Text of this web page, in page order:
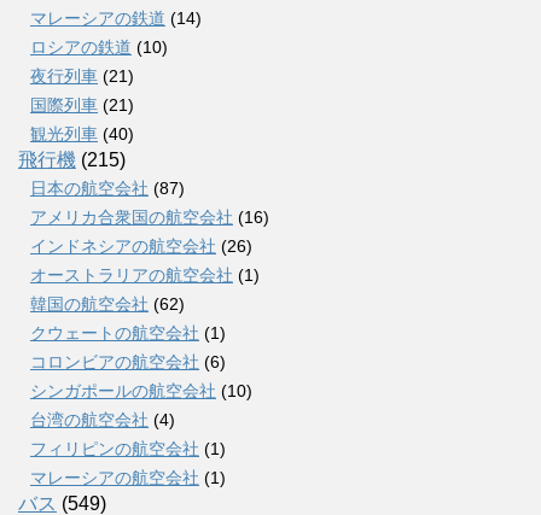
マレーシアの鉄道 (14)
ロシアの鉄道 (10)
夜行列車 (21)
国際列車 (21)
観光列車 (40)
飛行機 (215)
日本の航空会社 (87)
アメリカ合衆国の航空会社 (16)
インドネシアの航空会社 (26)
オーストラリアの航空会社 (1)
韓国の航空会社 (62)
クウェートの航空会社 (1)
コロンビアの航空会社 (6)
シンガポールの航空会社 (10)
台湾の航空会社 (4)
フィリピンの航空会社 (1)
マレーシアの航空会社 (1)
バス (549)